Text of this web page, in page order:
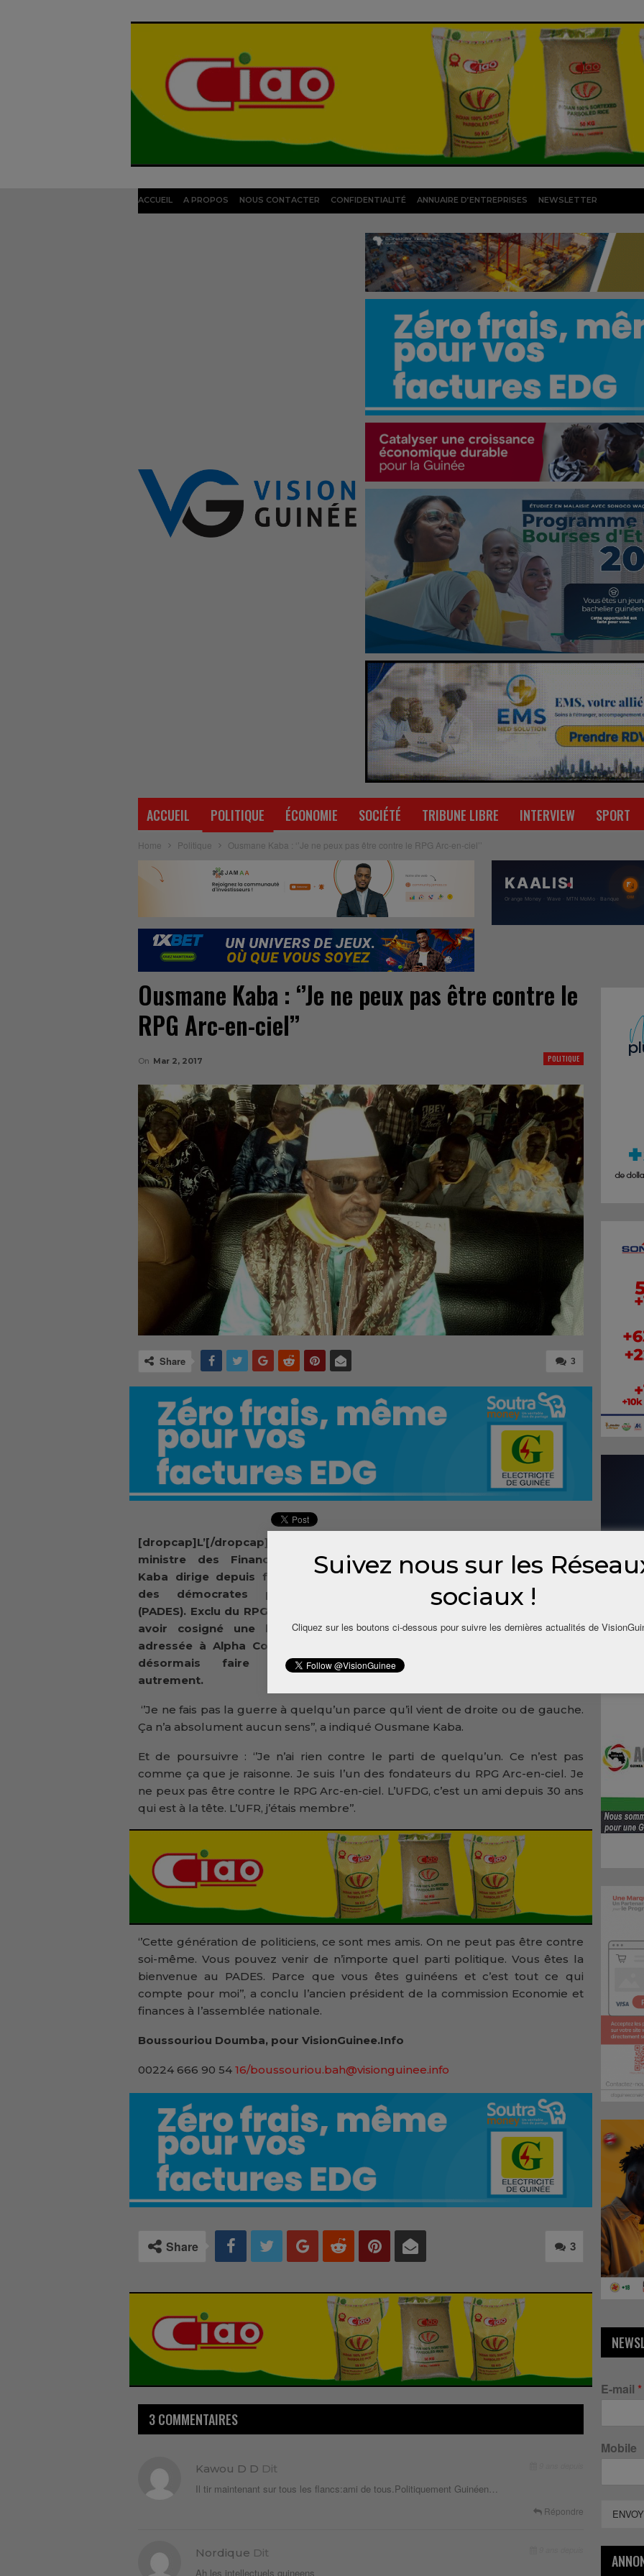
ACCUEIL A PROPOS NOUS CONTACTER CONFIDENTIALITÉ ANNUAIRE D’ENTREPRISES NEWSLETTER
ACCUEIL POLITIQUE ÉCONOMIE SOCIÉTÉ TRIBUNE LIBRE INTERVIEW SPORT
Home Politique Ousmane Kaba : ‘’Je ne peux pas être contre le RPG Arc-en-ciel’’
Ousmane Kaba : ‘’Je ne peux pas être contre le
RPG Arc-en-ciel’’
POLITIQUE
On Mar 2, 2017
3
Share
[dropcap]L’[/dropcap]ancien
ministre des Finances, Ousmane
Kaba dirige depuis février le Parti
des démocrates pour l’espoir
(PADES). Exclu du RPG Arc-ciel après
avoir cosigné une lettre ouverte
adressée à Alpha Condé, il entend
désormais faire la politique
autrement.
‘’Je ne fais pas la guerre à quelqu’un parce qu’il vient de droite ou de gauche.
Ça n’a absolument aucun sens’’, a indiqué Ousmane Kaba.
Et de poursuivre : ‘’Je n’ai rien contre le parti de quelqu’un. Ce n’est pas
comme ça que je raisonne. Je suis l’un des fondateurs du RPG Arc-en-ciel. Je
ne peux pas être contre le RPG Arc-en-ciel. L’UFDG, c’est un ami depuis 30 ans
qui est à la tête. L’UFR, j’étais membre’’.
‘’Cette génération de politiciens, ce sont mes amis. On ne peut pas être contre
soi-même. Vous pouvez venir de n’importe quel parti politique. Vous êtes la
bienvenue au PADES. Parce que vous êtes guinéens et c’est tout ce qui
compte pour moi’’, a conclu l’ancien président de la commission Economie et
finances à l’assemblée nationale.
Boussouriou Doumba, pour VisionGuinee.Info
00224 666 90 54 16/boussouriou.bah@visionguinee.info
3
Share
3 COMMENTAIRES
Kawou D D Dit
Il tir maintenant sur tous les flancs:ami de tous.Politiquement Guinéen…
Répondre
Nordique Dit
Ah les intellectuels guineens
E-mail *
Mobile
Suivez nous sur les
sociaux !
Cliquez sur les boutons ci-dessous pour suivre les dernières actualités de